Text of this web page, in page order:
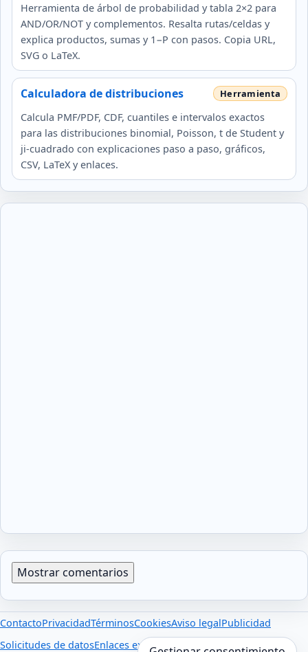
Herramienta de árbol de probabilidad y tabla 2×2 para
AND/OR/NOT y complementos. Resalta rutas/celdas y
explica productos, sumas y 1−P con pasos. Copia URL,
SVG o LaTeX.
Calculadora de distribuciones
Calcula PMF/PDF, CDF, cuantiles e intervalos exactos
para las distribuciones binomial, Poisson, t de Student y
ji-cuadrado con explicaciones paso a paso, gráficos,
CSV, LaTeX y enlaces.
Mostrar comentarios
ContactoPrivacidadTérminosCookiesAviso legalPublicidad
Solicitudes de datosEnlaces externos